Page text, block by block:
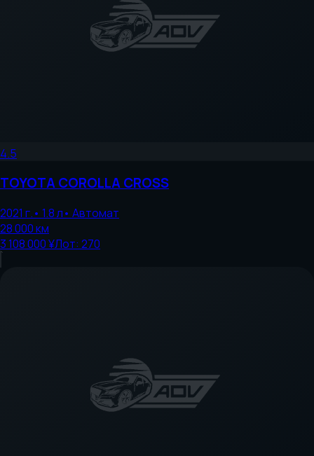
4.5
TOYOTACOROLLA CROSS
2021 г.• 1.8л• Автомат
28 000км
3 108 000 ¥Лот: 270